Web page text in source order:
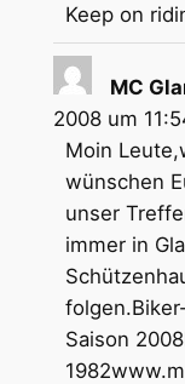
Keep on
MC
2008 um
Moin
wünschen
unser
immer in
Saison